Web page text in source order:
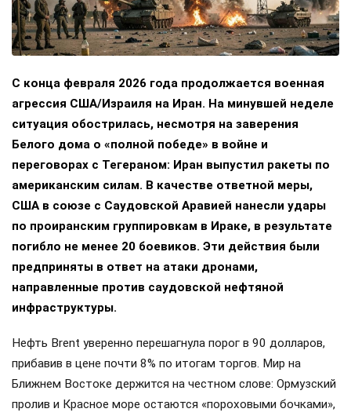
С конца февраля 2026 года продолжается военная
агрессия США/Израиля на Иран. На минувшей неделе
ситуация обострилась, несмотря на заверения
Белого дома о «полной победе» в войне и
переговорах с Тегераном: Иран выпустил ракеты по
американским силам. В качестве ответной меры,
США в союзе с Саудовской Аравией нанесли удары
по проиранским группировкам в Ираке, в результате
погибло не менее 20 боевиков. Эти действия были
предприняты в ответ на атаки дронами,
направленные против саудовской нефтяной
инфраструктуры.
Нефть Brent уверенно перешагнула порог в 90 долларов,
прибавив в цене почти 8% по итогам торгов. Мир на
Ближнем Востоке держится на честном слове: Ормузский
пролив и Красное море остаются «пороховыми бочками»,